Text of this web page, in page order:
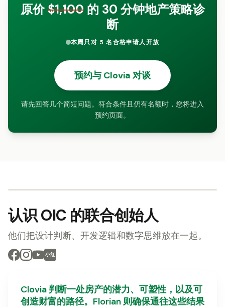
原价$1,100 的 30 分钟地产策略诊
断
本周只对 5 名合格申请人开放
预约与 Clovia 对谈
请先回答几个简短问题。符合条件且仍有名额时，您将进入
预约页面。
认识 OIC 的联合创始人
他们把设计判断、开发逻辑和数字思维放在一起。
小红
Clovia 判断一处房产的潜力、可塑性，以及可
创造财富的路径。Florian 则确保通往这些结果